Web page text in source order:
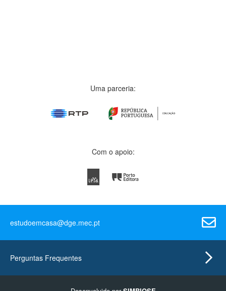
Uma parceria:
Com o apoio:
estudoemcasa@dge.mec.pt
Perguntas Frequentes